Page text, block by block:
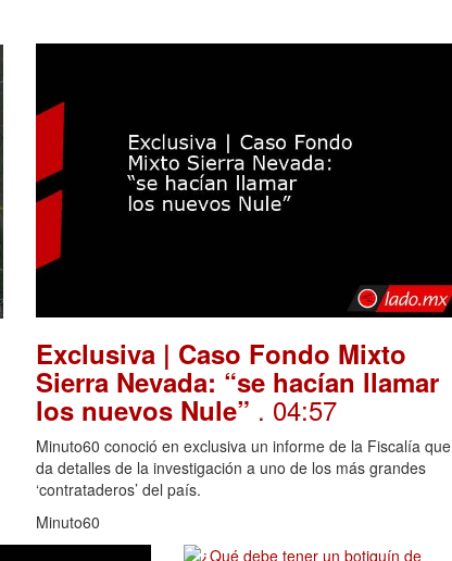
Exclusiva | Caso Fondo Mixto
Sierra Nevada: “se hacían llamar
los nuevos Nule” . 04:57
Minuto60 conoció en exclusiva un informe de la Fiscalía que
da detalles de la investigación a uno de los más grandes
‘contrataderos’ del país.
Minuto60